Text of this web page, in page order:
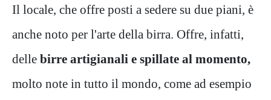
Il locale, che offre posti a sedere su due piani, è
anche noto per l'arte della birra. Offre, infatti,
delle birre artigianali e spillate al momento,
molto note in tutto il mondo, come ad esempio